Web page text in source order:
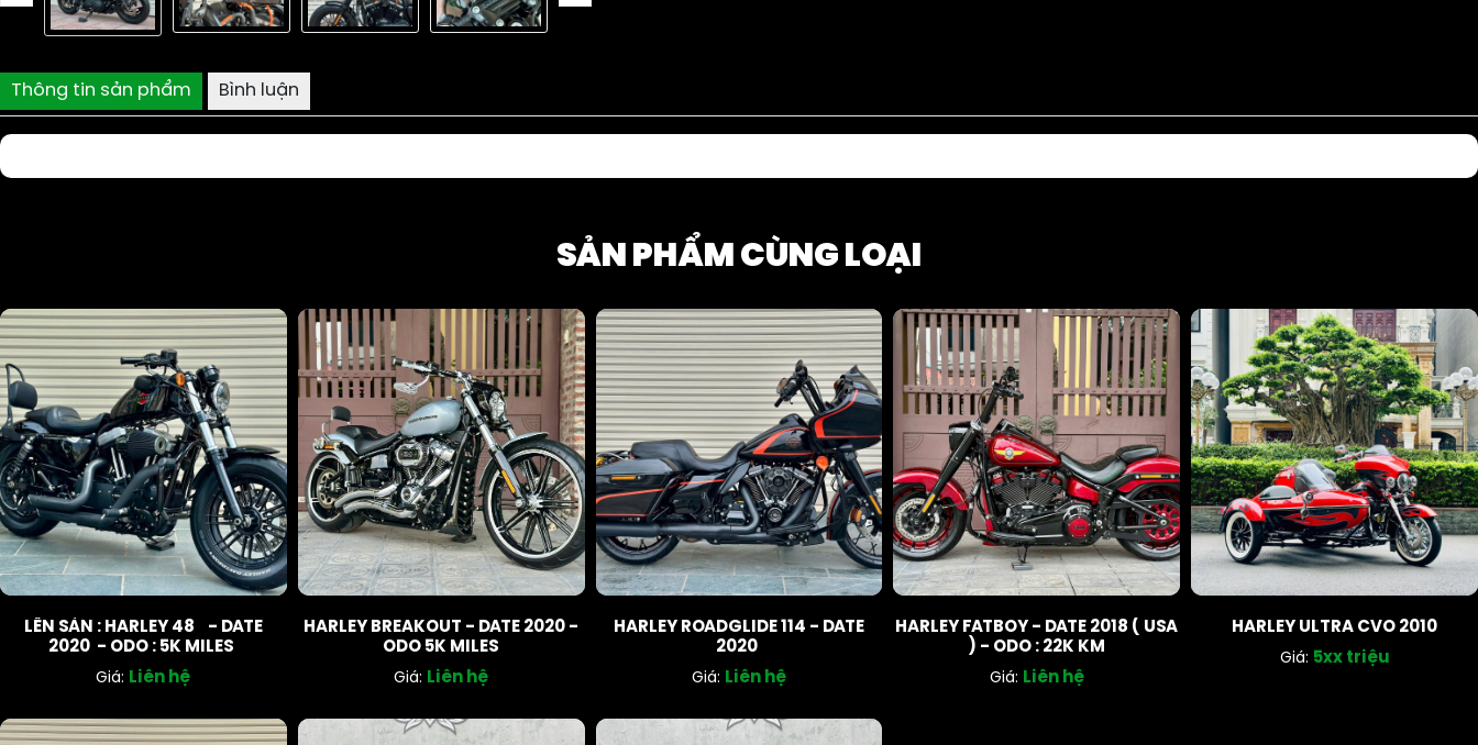
Thông tin sản phẩm Bình luận
SẢN PHẨM CÙNG LOẠI
LÊN SÀN : HARLEY 48 - DATE
2020 - ODO : 5K MILES
Giá: Liên hệ
HARLEY BREAKOUT - DATE 2020 -
ODO 5K MILES
Giá: Liên hệ
HARLEY ROADGLIDE 114 - DATE
2020
Giá: Liên hệ
HARLEY FATBOY - DATE 2018 ( USA
) - ODO : 22K KM
Giá: Liên hệ
HARLEY ULTRA CVO 2010
Giá: 5xx triệu